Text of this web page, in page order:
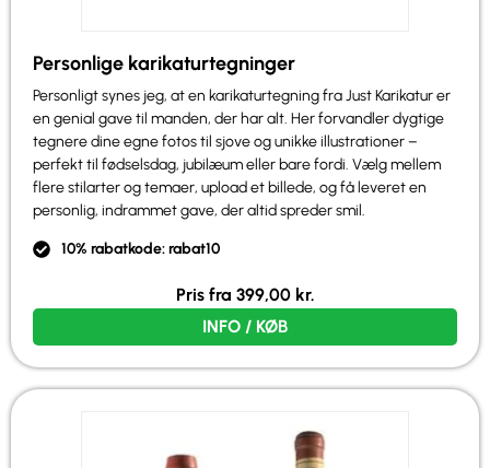
Personlige karikaturtegninger
Personligt synes jeg, at en karikaturtegning fra Just Karikatur er
en genial gave til manden, der har alt. Her forvandler dygtige
tegnere dine egne fotos til sjove og unikke illustrationer –
perfekt til fødselsdag, jubilæum eller bare fordi. Vælg mellem
flere stilarter og temaer, upload et billede, og få leveret en
personlig, indrammet gave, der altid spreder smil.
10% rabatkode: rabat10
Pris fra 399,00 kr.
INFO / KØB